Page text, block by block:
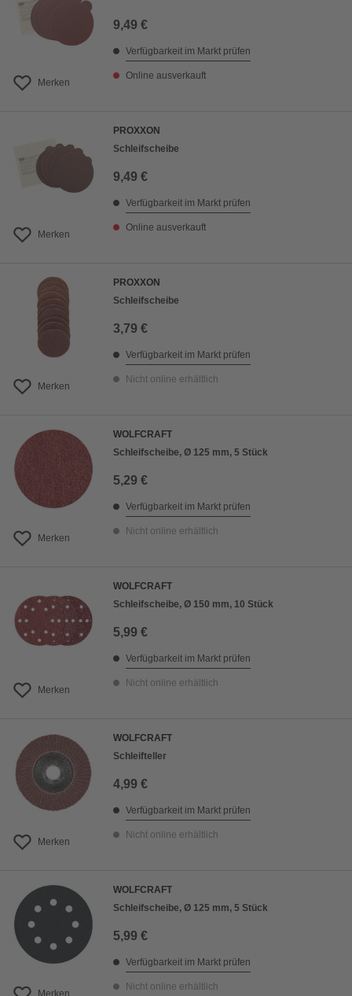
Merken
9,49 €
Verfügbarkeit im Markt prüfen
Online ausverkauft
Merken
PROXXON
Schleifscheibe
9,49 €
Verfügbarkeit im Markt prüfen
Online ausverkauft
Merken
PROXXON
Schleifscheibe
3,79 €
Verfügbarkeit im Markt prüfen
Nicht online erhältlich
Merken
WOLFCRAFT
Schleifscheibe, Ø 125 mm, 5 Stück
5,29 €
Verfügbarkeit im Markt prüfen
Nicht online erhältlich
Merken
WOLFCRAFT
Schleifscheibe, Ø 150 mm, 10 Stück
5,99 €
Verfügbarkeit im Markt prüfen
Nicht online erhältlich
Merken
WOLFCRAFT
Schleifteller
4,99 €
Verfügbarkeit im Markt prüfen
Nicht online erhältlich
WOLFCRAFT
Schleifscheibe, Ø 125 mm, 5 Stück
5,99 €
Verfügbarkeit im Markt prüfen
Nicht online erhältlich